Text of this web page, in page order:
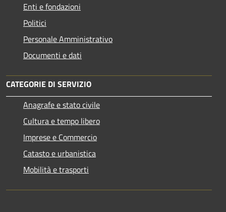
Enti e fondazioni
Politici
Personale Amministrativo
Documenti e dati
CATEGORIE DI SERVIZIO
Anagrafe e stato civile
Cultura e tempo libero
Imprese e Commercio
Catasto e urbanistica
Mobilità e trasporti